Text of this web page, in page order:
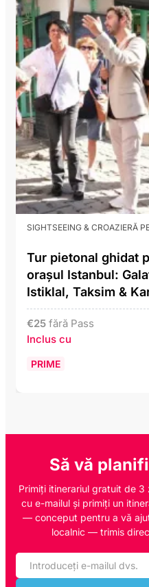
SIGHTSEEING & CROAZIERĂ
Tur pietonal ghidat
orașul Istanbul:
Istiklal, Taksim &
€25 fără Pass
Inclus cu
PRIME
Să vă
Primiți itinerariul gratuit de
cu e-mailul și primiți un
— conceput pentru a vă
localnic — trimis